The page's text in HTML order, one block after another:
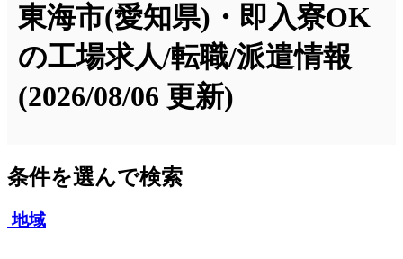
東海市(愛知県)・即入寮OK
の工場求人/転職/派遣情報
(2026/08/06 更新)
条件を選んで検索
地域